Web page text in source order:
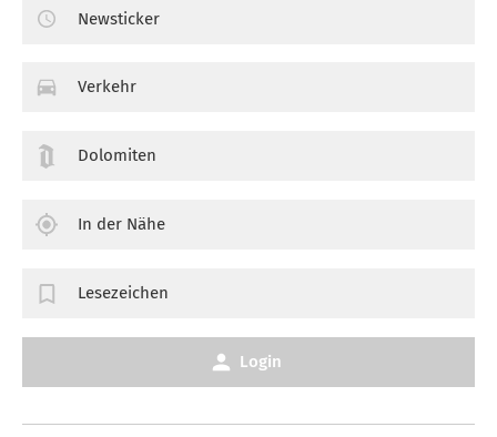
Newsticker
Verkehr
Dolomiten
In der Nähe
Lesezeichen
Login